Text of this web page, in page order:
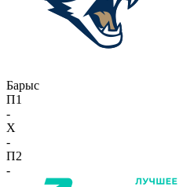
Барыс
П1
-
X
-
П2
-